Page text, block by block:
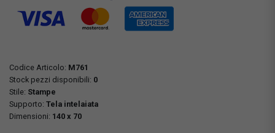
Codice Articolo: M761
Stock pezzi disponibili: 0
Stile: Stampe
Supporto: Tela intelaiata
Dimensioni: 140 x 70